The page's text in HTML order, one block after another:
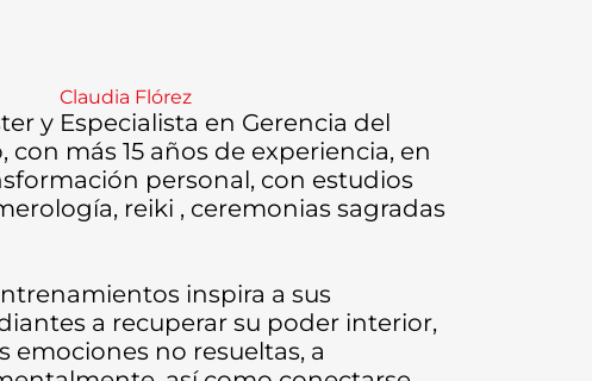
Claudia Flórez
y Especialista en Gerencia del
con más 15 años de experiencia, en
personal, con estudios
reiki , ceremonias sagradas
inspira a sus
a recuperar su poder interior,
emociones no resueltas, a